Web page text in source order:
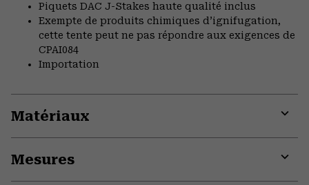
Piquets DAC J-Stakes haute qualité inclus
Exempte de produits chimiques d’ignifugation,
cette tente peut ne pas répondre aux exigences de
CPAI084
Importation
Matériaux
Mesures